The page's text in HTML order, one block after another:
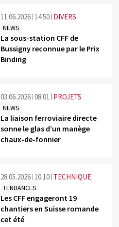
11.06.2026 14:50 DIVERS
NEWS
La sous-station CFF de
Bussigny reconnue par le Prix
Binding
03.06.2026 08:01 PROJETS
NEWS
La liaison ferroviaire directe
sonne le glas d’un manège
chaux-de-fonnier
28.05.2026 10:10 TECHNIQUE
TENDANCES
Les CFF engageront 19
chantiers en Suisse romande
cet été